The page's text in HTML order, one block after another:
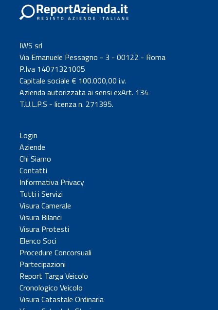
IWS srl
Via Emanuele Pessagno - 3 - 00122 - Roma
P.Iva 14071321005
Capitale sociale € 100.000,00 i.v.
Azienda autorizzata ai sensi exArt. 134
T.U.L.P.S - licenza n. 271395.
Login
Aziende
Chi Siamo
Contatti
Informativa Privacy
Tutti i Servizi
Visura Camerale
Visura Bilanci
Visura Protesti
Elenco Soci
Procedure Concorsuali
Partecipazioni
Report Targa Veicolo
Cronologico Veicolo
Visura Catastale Ordinaria